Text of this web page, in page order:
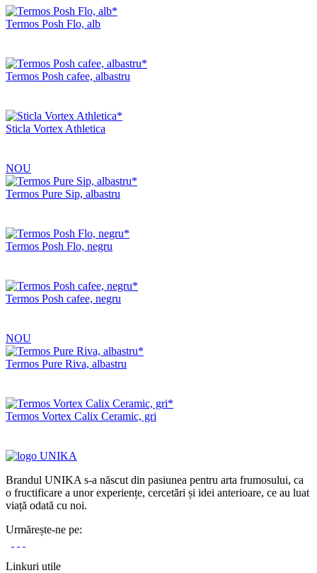
Termos Posh Flo, alb
Termos Posh cafee, albastru
Sticla Vortex Athletica
NOU
Termos Pure Sip, albastru
Termos Posh Flo, negru
Termos Posh cafee, negru
NOU
Termos Pure Riva, albastru
Termos Vortex Calix Ceramic, gri
Brandul UNIKA s-a născut din pasiunea pentru arta frumosului, ca
o fructificare a unor experiențe, cercetări și idei anterioare, ce au luat
viață odată cu noi.
Urmărește-ne pe:
Linkuri utile